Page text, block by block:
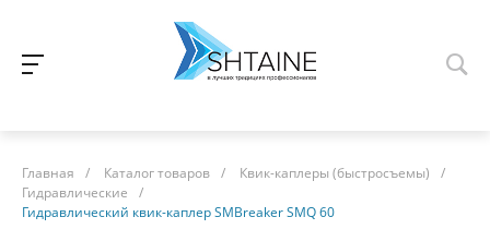
Главная / Каталог товаров / Квик-каплеры (быстросъемы)
/
Гидравлические
/
Гидравлический квик-каплер SMBreaker SMQ 60